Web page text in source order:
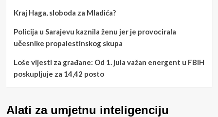
Kraj Haga, sloboda za Mladića?
Policija u Sarajevu kaznila ženu jer je provocirala
učesnike propalestinskog skupa
Loše vijesti za građane: Od 1. jula važan energent u FBiH
poskupljuje za 14,42 posto
Alati za umjetnu inteligenciju